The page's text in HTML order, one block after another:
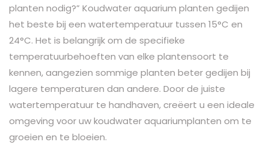
planten nodig?” Koudwater aquarium planten gedijen
het beste bij een watertemperatuur tussen 15°C en
24°C. Het is belangrijk om de specifieke
temperatuurbehoeften van elke plantensoort te
kennen, aangezien sommige planten beter gedijen bij
lagere temperaturen dan andere. Door de juiste
watertemperatuur te handhaven, creëert u een ideale
omgeving voor uw koudwater aquariumplanten om te
groeien en te bloeien.